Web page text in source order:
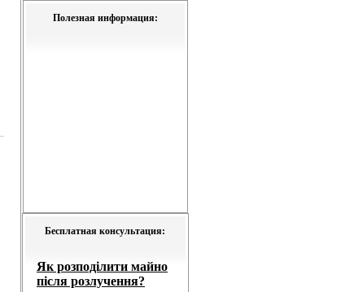
Полезная информация:
Бесплатная консультация: